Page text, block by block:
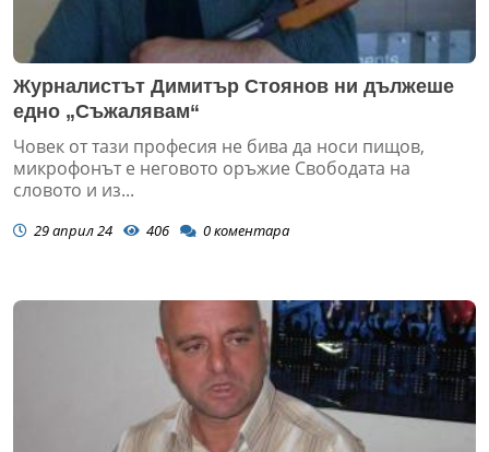
Журналистът Димитър Стоянов ни дължеше
едно „Съжалявам“
Човек от тази професия не бива да носи пищов,
микрофонът е неговото оръжие Свободата на
словото и из...
29 април 24 406 0коментара